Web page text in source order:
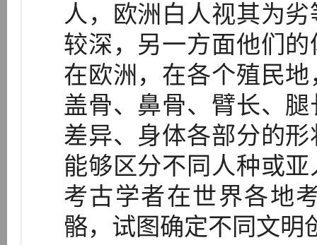
人，欧洲白人视其为
较深，另一方面他们
在欧洲，在各个殖民
盖骨、鼻骨、臂长、
差异、身体各部分的
能够区分不同人种或
考古学者在世界各地
骼，试图确定不同文明